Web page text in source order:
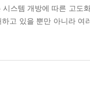
스템 개방에 따른 고도
고 있을 뿐만 아니라 여